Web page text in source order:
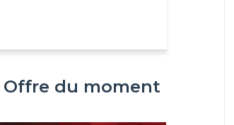
Offre du moment